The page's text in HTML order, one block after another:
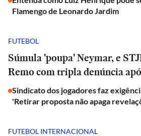
Flamengo de Leonardo Jardim
FUTEBOL
Súmula 'poupa' Neymar, e
Remo com tripla denúncia
Sindicato dos jogadores faz
'Retirar proposta não apaga
FUTEBOL INTERNACIONAL